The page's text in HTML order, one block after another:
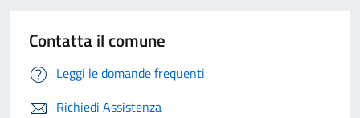
Contatta il comune
Leggi le domande frequenti
Richiedi Assistenza